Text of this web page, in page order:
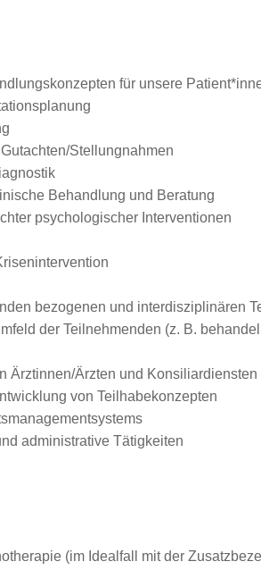
für unsere
Stellungnahmen
Behandlung und Beratung
psychologischer Interventionen
bezogenen und interdisziplinären
der Teilnehmenden (z. B.
Ärztinnen/Ärzten und Konsiliardiensten
von Teilhabekonzepten
administrative Tätigkeiten
(im Idealfall mit der